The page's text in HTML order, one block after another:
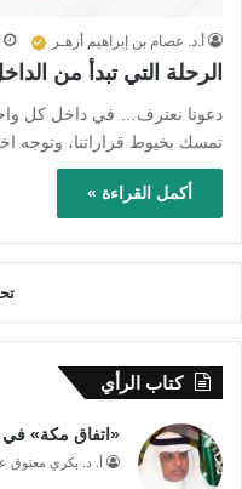
أ.د. عصام بن إبراهيم أزهـر
الرحلة التي تبدأ من
دعونا نعترف… في داخل كل واحد
تمسك بخيوط قراراتنا، وتوجه
أكمل القراءة »
كتاب الرأي
«اتفاق مكة» في
أ. د. بكري